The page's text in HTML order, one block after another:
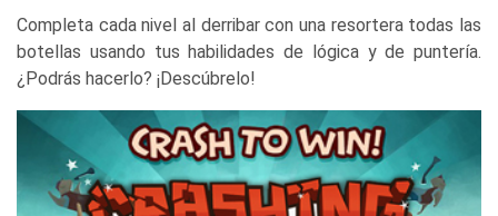
Completa cada nivel al derribar con una resortera todas las
botellas usando tus habilidades de lógica y de puntería.
¿Podrás hacerlo? ¡Descúbrelo!